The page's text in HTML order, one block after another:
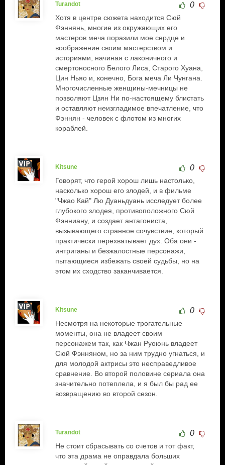
Turandot 0
Хотя в центре сюжета находится Сюй
Фэннянь, многие из окружающих его
мастеров меча поразили мое сердце и
воображение своим мастерством и
историями, начиная с лаконичного и
смертоносного Белого Лиса, Старого Хуана,
Цин Ньяо и, конечно, Бога меча Ли Чунгана.
Многочисленные женщины-мечницы не
позволяют Цзян Ни по-настоящему блистать
и оставляют неизгладимое впечатление, что
Фэннян - человек с флотом из многих
кораблей.
Kitsune 0
Говорят, что герой хорош лишь настолько,
насколько хорош его злодей, и в фильме
"Чжао Кай" Лю Дуаньдуань исследует более
глубокого злодея, противоположного Сюй
Фэнниану, и создает антагониста,
вызывающего странное сочувствие, который
практически перехватывает дух. Оба они -
интриганы и безжалостные персонажи,
пытающиеся избежать своей судьбы, но на
этом их сходство заканчивается.
Kitsune 0
Несмотря на некоторые трогательные
моменты, она не владеет своим
персонажем так, как Чжан Руоюнь владеет
Сюй Фэнняном, но за ним трудно угнаться, и
для молодой актрисы это несправедливое
сравнение. Во второй половине сериала она
значительно потеплела, и я был бы рад ее
возвращению во второй сезон.
Turandot 0
Не стоит сбрасывать со счетов и тот факт,
что эта драма не оправдала больших